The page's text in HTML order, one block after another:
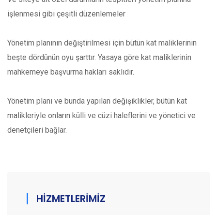
işlenmesi gibi çeşitli düzenlemeler
Yönetim planının değiştirilmesi için bütün kat maliklerinin
beşte dördünün oyu şarttır. Yasaya göre kat maliklerinin
mahkemeye başvurma hakları saklıdır.
Yönetim planı ve bunda yapılan değişiklikler, bütün kat
malikleriyle onların külli ve cüzi haleflerini ve yönetici ve
denetçileri bağlar.
HİZMETLERİMİZ